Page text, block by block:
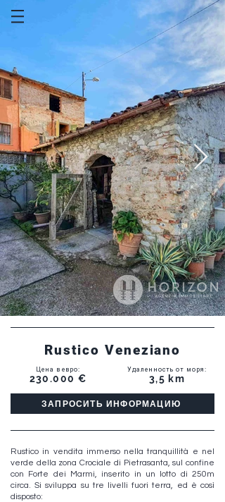
Rustico Veneziano
Цена в евро:
230.000 €
Удаленность от моря :
3,5 km
ЗАПРОСИТЬ ИНФОРМАЦИЮ
Rustico in vendita immerso nella tranquillità e nel
verde della zona Crociale di Pietrasanta, sul confine
con Forte dei Marmi, inserito in un lotto di 250m
circa. Si sviluppa su tre livelli fuori terra, ed è così
disposto: